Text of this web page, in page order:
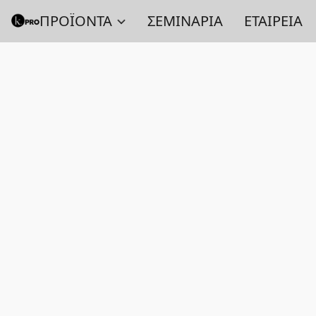
ΠΡΟΪΟΝΤΑ ΣΕΜΙΝΑΡΙΑ ΕΤΑΙΡΕΙΑ